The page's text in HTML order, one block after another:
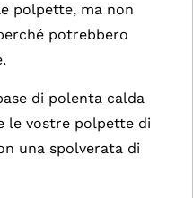
polpette, ma non
potrebbero
di polenta calda
le vostre polpette di
una spolverata di